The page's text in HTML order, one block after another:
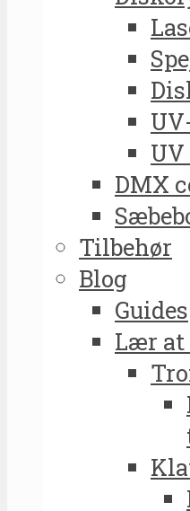
DMX
Tilbehør
Blog
Guides
Lær